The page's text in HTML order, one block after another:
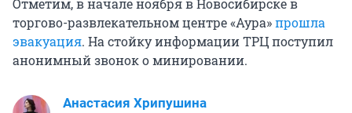
Отметим, в начале ноября в Новосибирске в
торгово-развлекательном центре «Аура»прошла
эвакуация. На стойку информации ТРЦ поступил
анонимный звонок о минировании.
Анастасия Хрипушина